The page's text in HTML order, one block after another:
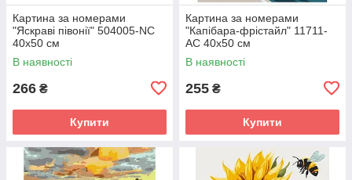
Картина за номерами
"Яскраві півонії" 504005-NC
40х50 см
В наявності
266 ₴
Купити
Картина за номерами
"Капібара-фрістайл" 11711-
AC 40х50 см
В наявності
255 ₴
Купити